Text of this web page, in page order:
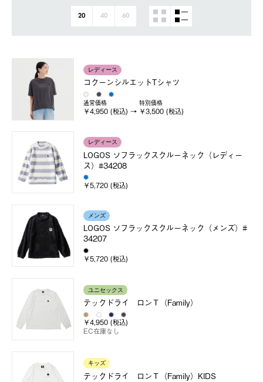
20 40 60
レディース
コクーンシルエットTシャツ
通常価格
￥4,950 (税込)
特別価格
￥3,500 (税込)
レディース
LOGOS ソフラックスクルーネック（レディー
ス）#34208
￥5,720 (税込)
メンズ
LOGOS ソフラックスクルーネック（メンズ）#
34207
￥5,720 (税込)
ユニセックス
テックドライ ロンＴ（Family）
￥4,950 (税込)
EC在庫なし
キッズ
テックドライ ロンＴ（Family）KIDS